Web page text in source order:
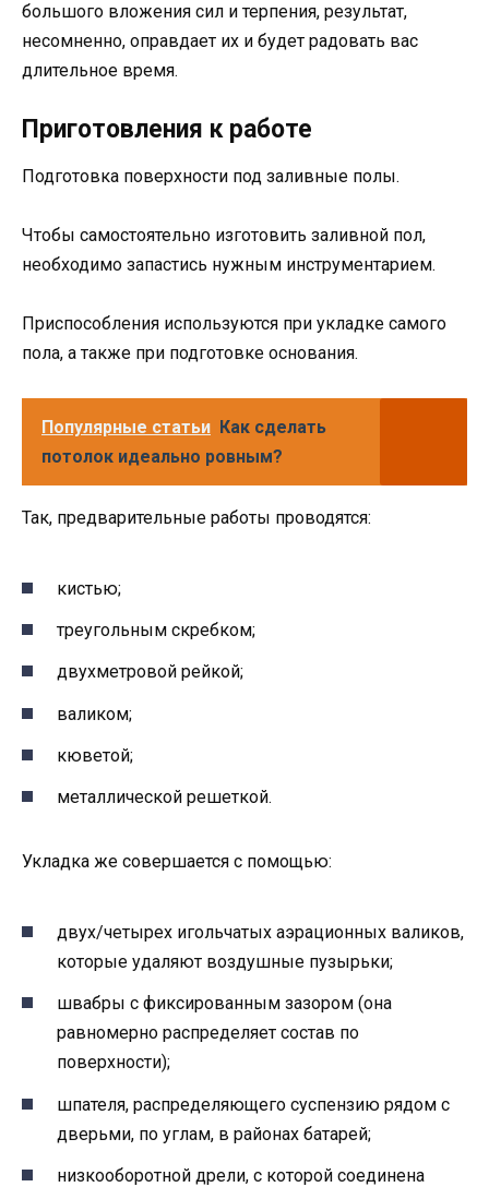
большого вложения сил и терпения, результат,
несомненно, оправдает их и будет радовать вас
длительное время.
Приготовления к работе
Подготовка поверхности под заливные полы.
Чтобы самостоятельно изготовить заливной пол,
необходимо запастись нужным инструментарием.
Приспособления используются при укладке самого
пола, а также при подготовке основания.
Популярные статьи Как сделать
потолок идеально ровным?
Так, предварительные работы проводятся:
кистью;
треугольным скребком;
двухметровой рейкой;
валиком;
кюветой;
металлической решеткой.
Укладка же совершается с помощью:
двух/четырех игольчатых аэрационных валиков,
которые удаляют воздушные пузырьки;
швабры с фиксированным зазором (она
равномерно распределяет состав по
поверхности);
шпателя, распределяющего суспензию рядом с
дверьми, по углам, в районах батарей;
низкооборотной дрели, с которой соединена